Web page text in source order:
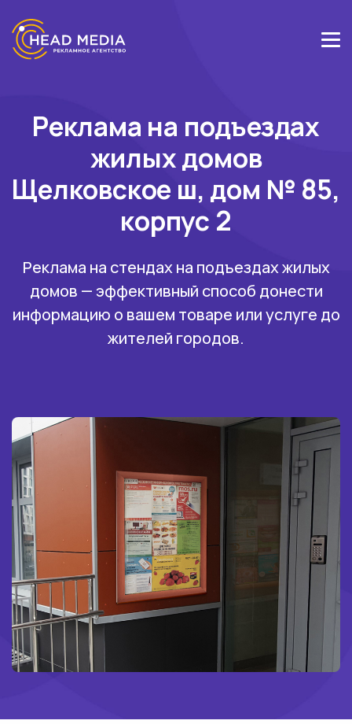
Реклама на подъездах
жилых домов
Щелковское ш, дом № 85,
корпус 2
Реклама на стендах на подъездах жилых
домов — эффективный способ донести
информацию о вашем товаре или услуге до
жителей городов.